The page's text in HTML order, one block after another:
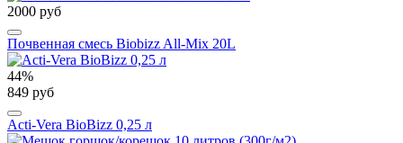
2000 руб
Почвенная смесь Biobizz All-Mix 20L
44%
849 руб
Acti-Vera BioBizz 0,25 л